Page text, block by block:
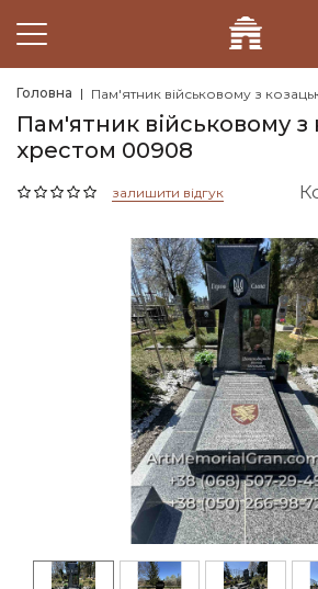
Головна Пам'ятник військовому з
Пам'ятник військовому з
хрестом 00908
залишити відгук